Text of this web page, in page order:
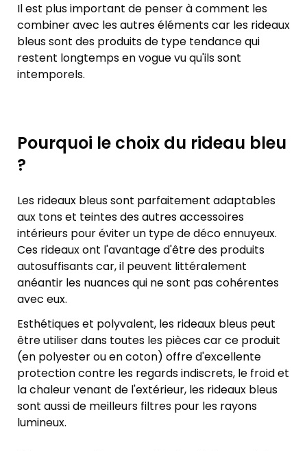
Il est plus important de penser à comment les
combiner avec les autres éléments car les rideaux
bleus sont des produits de type tendance qui
restent longtemps en vogue vu qu'ils sont
intemporels.
Pourquoi le choix du rideau bleu
?
Les rideaux bleus sont parfaitement adaptables
aux tons et teintes des autres accessoires
intérieurs pour éviter un type de déco ennuyeux.
Ces rideaux ont l'avantage d'être des produits
autosuffisants car, il peuvent littéralement
anéantir les nuances qui ne sont pas cohérentes
avec eux.
Esthétiques et polyvalent, les rideaux bleus peut
être utiliser dans toutes les pièces car ce produit
(en polyester ou en coton) offre d'excellente
protection contre les regards indiscrets, le froid et
la chaleur venant de l'extérieur, les rideaux bleus
sont aussi de meilleurs filtres pour les rayons
lumineux.